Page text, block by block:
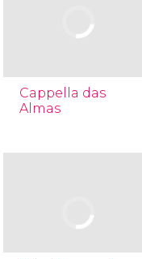
Cappella das
Almas